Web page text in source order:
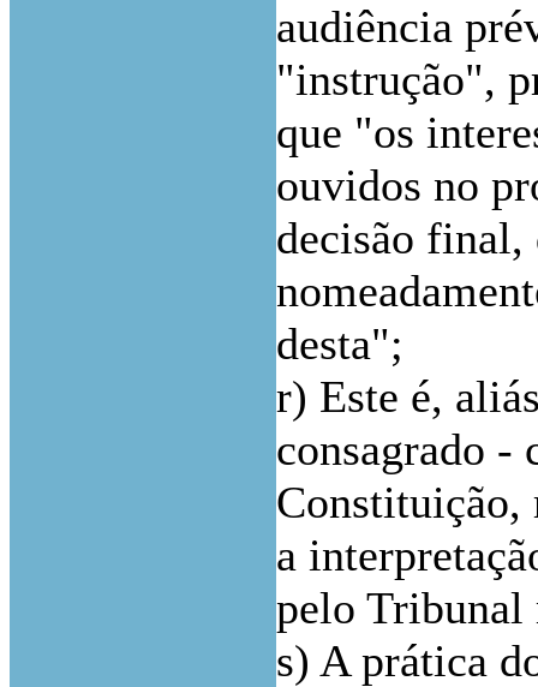
audiência
"instrução",
que "os
ouvidos no
decisão final,
desta";
r) Este é,
consagrado -
Constituição,
a
pelo
s) A prática